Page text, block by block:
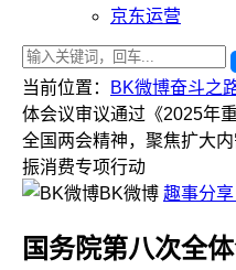
京东运营
当前位置： BK微博奋斗之
体会议审议通过《2025年
全国两会精神，聚焦扩大
振消费专项行动
BK微博 趣事分享
国务院第八次全